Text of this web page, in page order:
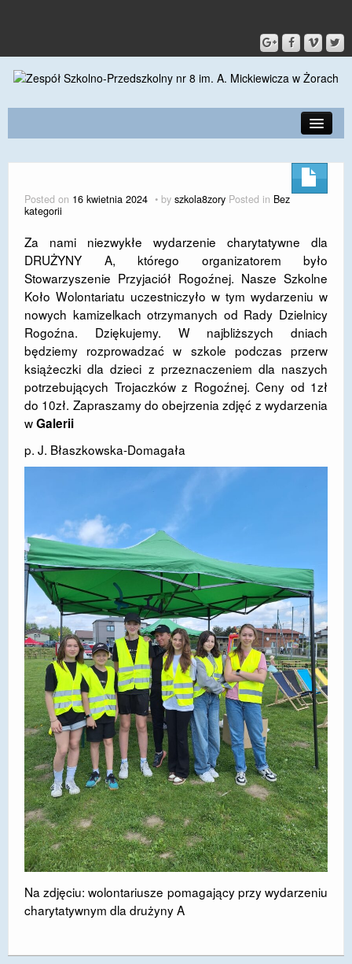
KONTAKT
DLA RODZICÓW I UCZNIÓW
DLA PRACOWNIKÓW
GALERIA
SPORT
DOSTĘPNOŚĆ
POLITYKA PRYWATNOŚCI
EGZAMIN ÓSMOKLASISTY
PROJEKT ,,SZKOŁY Z JAKOŚCIĄ – ROZWÓJ
KSZTAŁCENIA OGÓLNEGO NA TERENIE MIASTA
ŻORY”
REKRUTACJA 2026/2027
mLegitymacja
Posted on 16 kwietnia 2024 by szkola8zory Posted in Bez
kategorii
Za nami niezwykłe wydarzenie charytatywne dla
DRUŻYNY A, którego organizatorem było
Stowarzyszenie Przyjaciół Rogoźnej. Nasze Szkolne
Koło Wolontariatu uczestniczyło w tym wydarzeniu w
nowych kamizelkach otrzymanych od Rady Dzielnicy
Rogoźna. Dziękujemy. W najbliższych dniach
będziemy rozprowadzać w szkole podczas przerw
książeczki dla dzieci z przeznaczeniem dla naszych
potrzebujących Trojaczków z Rogoźnej. Ceny od 1zł
do 10zł. Zapraszamy do obejrzenia zdjęć z wydarzenia
wGalerii
p. J. Błaszkowska-Domagała
Na zdjęciu: wolontariusze pomagający przy wydarzeniu
charytatywnym dla drużyny A